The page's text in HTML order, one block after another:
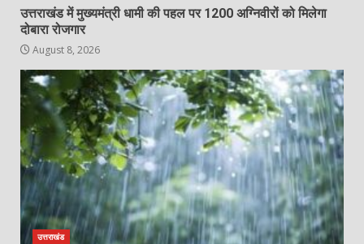
उत्तराखंड में मुख्यमंत्री धामी की पहल पर 1200 अग्निवीरों को मिलेगा
दोबारा रोजगार
August 8, 2026
उत्तराखंड